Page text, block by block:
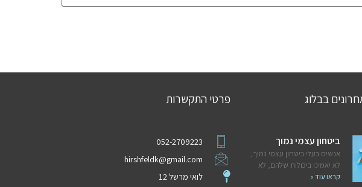
בבלוג
ביטחון עצמי נמוך
אנשים בעלי ביטחון עצמי נמוך,
לא יאמינו ביכולות שלהם, לא
קראו עוד »
פרטי התקשרות
052-2709223
hirshfeldk@gmail.com
לואי מרשל 12